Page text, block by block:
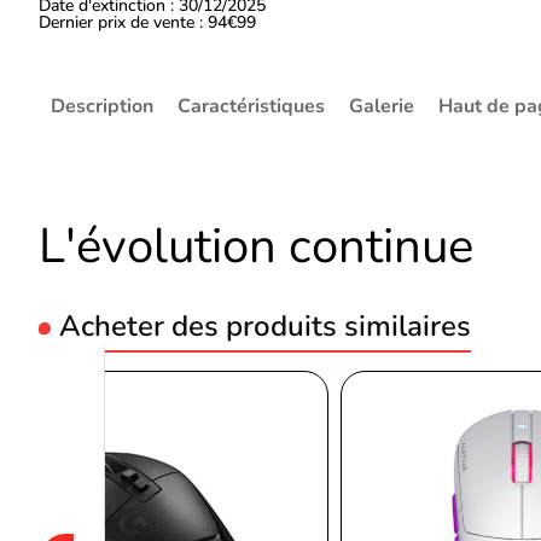
Date d'extinction : 30/12/2025
Dernier prix de vente : 94€99
Description Caractéristiques Galerie Haut de
L'évolution continue
Acheter des produits similaires